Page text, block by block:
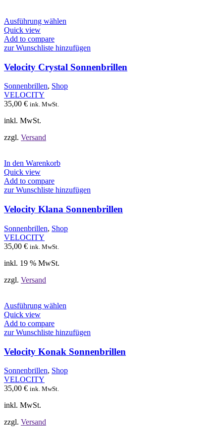
Ausführung wählen
mehrere
auf.
Die
Optionen
können
Quick view
Add to compare
zur Wunschliste hinzufügen
Velocity Crystal Sonnenbrillen
Sonnenbrillen, Shop
VELOCITY
35,00 € ink. MwSt.
inkl. MwSt.
zzgl. Versand
In den Warenkorb
Quick view
Add to compare
zur Wunschliste hinzufügen
Velocity Klana Sonnenbrillen
Sonnenbrillen, Shop
VELOCITY
35,00 € ink. MwSt.
inkl. 19 % MwSt.
zzgl. Versand
Ausführung wählen
mehrere
auf.
Die
Optionen
können
Quick view
Add to compare
zur Wunschliste hinzufügen
Velocity Konak Sonnenbrillen
Sonnenbrillen, Shop
VELOCITY
35,00 € ink. MwSt.
inkl. MwSt.
zzgl. Versand